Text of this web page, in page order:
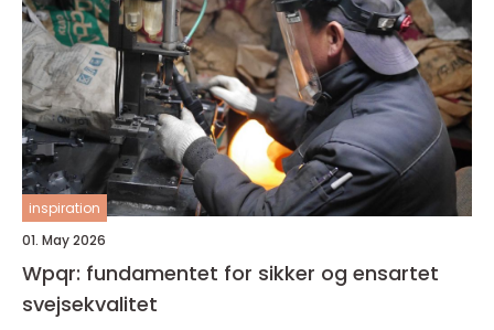
inspiration
01. May 2026
Wpqr: fundamentet for sikker og ensartet
svejsekvalitet